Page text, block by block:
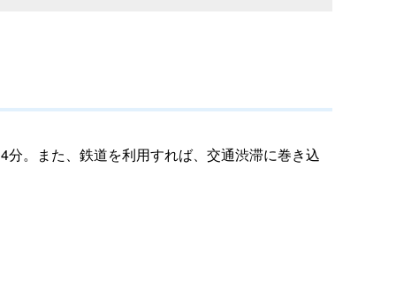
。また、鉄道を利用すれば、交通渋滞に巻き込